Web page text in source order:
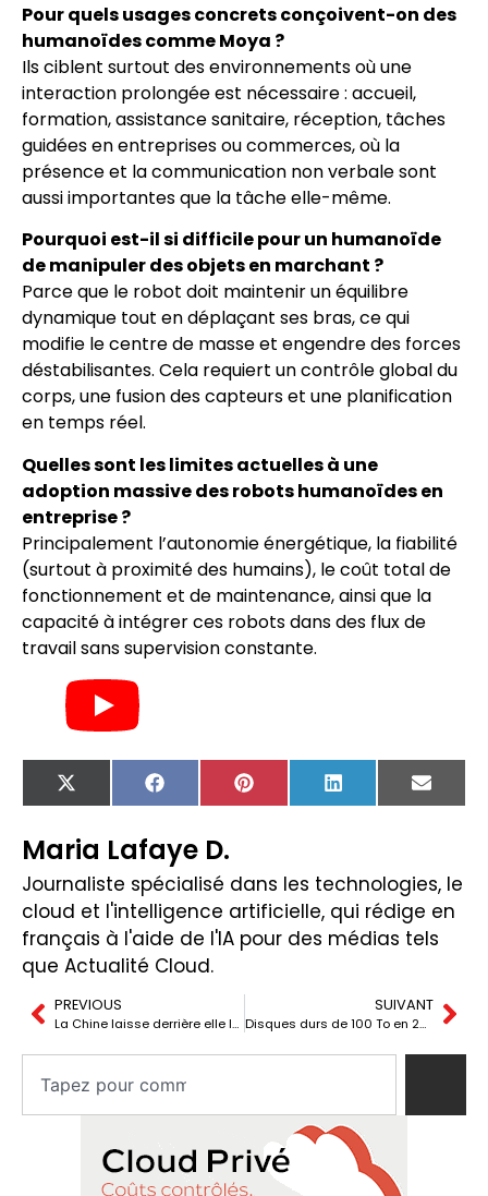
Pour quels usages concrets conçoivent-on des
humanoïdes comme Moya ?
Ils ciblent surtout des environnements où une
interaction prolongée est nécessaire : accueil,
formation, assistance sanitaire, réception, tâches
guidées en entreprises ou commerces, où la
présence et la communication non verbale sont
aussi importantes que la tâche elle-même.
Pourquoi est-il si difficile pour un humanoïde
de manipuler des objets en marchant ?
Parce que le robot doit maintenir un équilibre
dynamique tout en déplaçant ses bras, ce qui
modifie le centre de masse et engendre des forces
déstabilisantes. Cela requiert un contrôle global du
corps, une fusion des capteurs et une planification
en temps réel.
Quelles sont les limites actuelles à une
adoption massive des robots humanoïdes en
entreprise ?
Principalement l’autonomie énergétique, la fiabilité
(surtout à proximité des humains), le coût total de
fonctionnement et de maintenance, ainsi que la
capacité à intégrer ces robots dans des flux de
travail sans supervision constante.
X
(Twitter)
FacebookPinterest LinkedIn Email
Maria Lafaye D.
Journaliste spécialisé dans les technologies, le
cloud et l'intelligence artificielle, qui rédige en
français à l'aide de l'IA pour des médias tels
que Actualité Cloud.
PREVIOUS
La Chine laisse derrière elle la « mémoire bon marché » : la DRAM et la NAND approchent le prix coréen
SUIVANT
Disques durs de 100 To en 2029 : la course au stockage et le « à quoi ça sert ? » dans le gaming